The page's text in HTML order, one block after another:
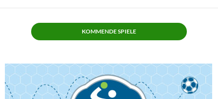
KOMMENDE SPIELE